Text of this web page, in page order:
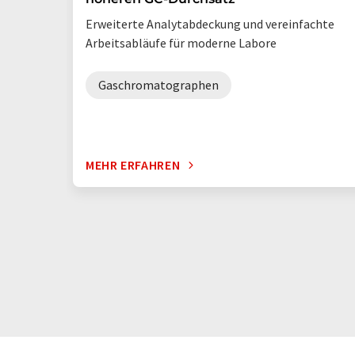
Erweiterte Analytabdeckung und vereinfachte
Arbeitsabläufe für moderne Labore
Gaschromatographen
MEHR ERFAHREN